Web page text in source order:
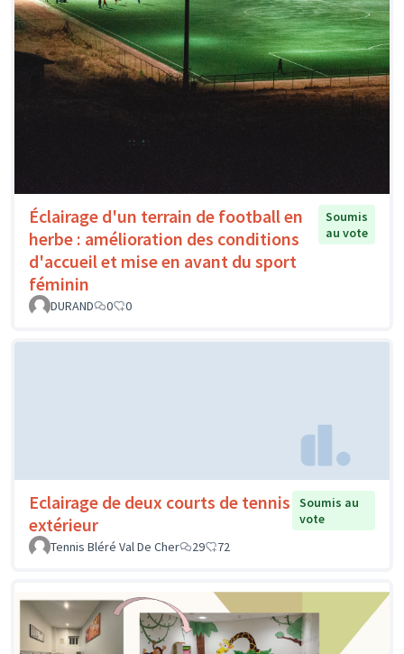
Éclairage d'un terrain de football en
herbe : amélioration des conditions
d'accueil et mise en avant du sport
féminin
Soumis
au vote
DURAND 0 0
Eclairage de deux courts de tennis
extérieur
Soumis au
vote
Tennis Bléré Val De Cher
29 72